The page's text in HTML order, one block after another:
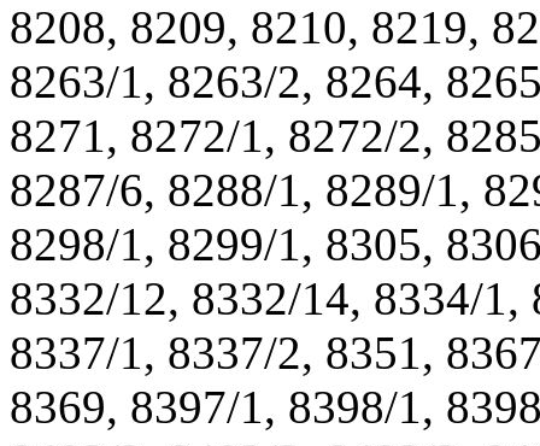
8208, 8209, 8210, 8219,
8263/1, 8263/2, 8264,
8271, 8272/1, 8272/2,
8287/6, 8288/1, 8289/1,
8298/1, 8299/1, 8305,
8332/12, 8332/14, 8334/
8337/1, 8337/2, 8351,
8369, 8397/1, 8398/1,